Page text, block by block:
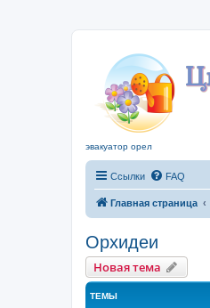
эвакуатор орел
Ссылки FAQ
Главная страница
Орхидеи
Новая тема
ТЕМЫ